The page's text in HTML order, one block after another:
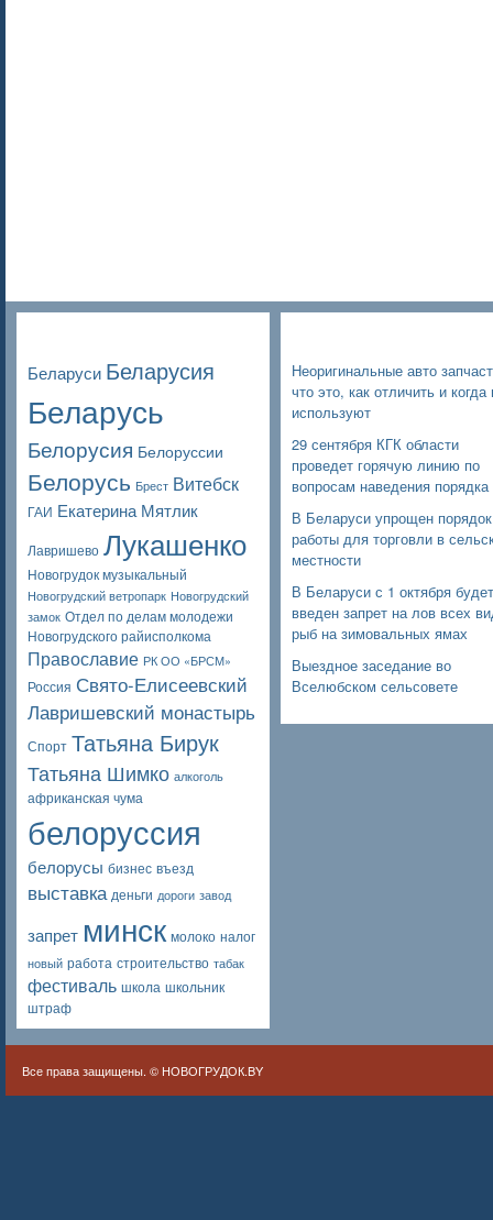
Беларуси Беларусия
Беларусь
Белорусия Белоруссии
Белорусь Брест Витебск
ГАИ Екатерина Мятлик
Лавришево Лукашенко
Новогрудок музыкальный
Новогрудский ветропарк Новогрудский
замок Отдел по делам молодежи
Новогрудского райисполкома
Православие РК ОО «БРСМ»
Россия Свято-Елисеевский
Лавришевский монастырь
Спорт Татьяна Бирук
Татьяна Шимко алкоголь
африканская чума
белоруссия
белорусы бизнес въезд
выставка деньги дороги завод
запрет минск молоко налог
новый работа строительство табак
фестиваль школа школьник
штраф
Неоригинальные авто
что это, как отличить и когда
используют
29 сентября КГК области
проведет горячую линию по
вопросам наведения порядка
В Беларуси упрощен порядок
работы для торговли в
местности
В Беларуси с 1 октября будет
введен запрет на лов всех
рыб на зимовальных ямах
Выездное заседание во
Вселюбском сельсовете
Все права защищены. © НОВОГРУДОК.BY